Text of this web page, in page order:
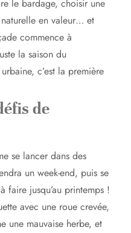
le bardage, choisir une
en valeur… et
commence à
la saison du
c’est la première
de
se lancer dans des
un week-end, puis se
faire jusqu’au printemps !
avec une roue crevée,
une mauvaise herbe, et